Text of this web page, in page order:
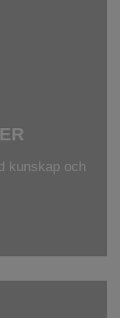
kunskap och